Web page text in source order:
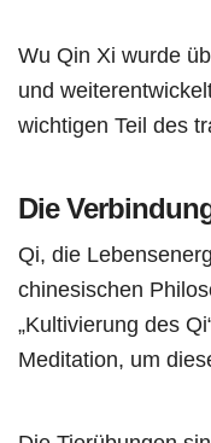
Wu Qin Xi wurde
und
wichtigen Teil des
Die
Qi, die
chinesischen
„Kultivierung des
Meditation, um